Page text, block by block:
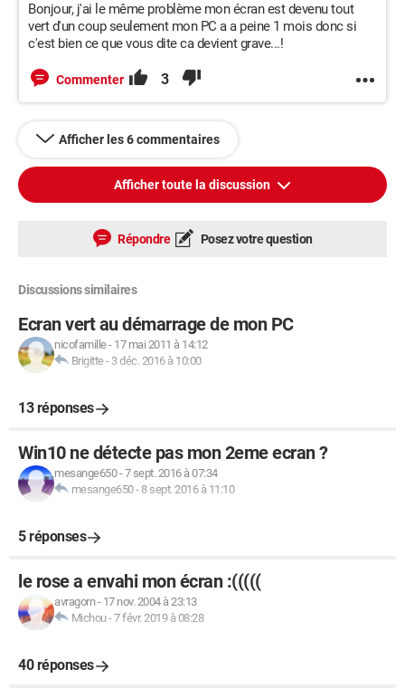
Bonjour, j'ai le même problème mon écran est devenu tout
vert d'un coup seulement mon PC a a peine 1 mois donc si
c'est bien ce que vous dite ca devient grave...!
Commenter 3
Afficher les 6 commentaires
Afficher toute la discussion
Répondre Posez votre question
Discussions similaires
Ecran vert au démarrage de mon PC
nicofamille- 17 mai 2011 à 14:12
Brigitte- 3 déc. 2016 à 10:00
13 réponses
Win10 ne détecte pas mon 2eme ecran ?
mesange650-7 sept. 2016 à 07:34
mesange650- 8 sept. 2016 à 11:10
5 réponses
le rose a envahi mon écran :(((((
avragorn- 17 nov. 2004 à 23:13
Michou-7 févr. 2019 à 08:28
40 réponses